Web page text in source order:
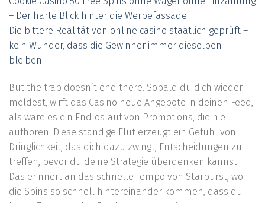
– Der harte Blick hinter die Werbefassade
Die bittere Realität von online casino staatlich geprüft –
kein Wunder, dass die Gewinner immer dieselben
bleiben
But the trap doesn’t end there. Sobald du dich wieder
meldest, wirft das Casino neue Angebote in deinen Feed,
als wäre es ein Endloslauf von Promotions, die nie
aufhören. Diese ständige Flut erzeugt ein Gefühl von
Dringlichkeit, das dich dazu zwingt, Entscheidungen zu
treffen, bevor du deine Strategie überdenken kannst.
Das erinnert an das schnelle Tempo von Starburst, wo
die Spins so schnell hintereinander kommen, dass du